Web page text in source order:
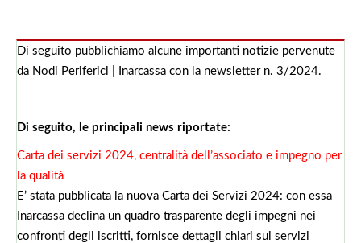
Di seguito pubblichiamo alcune importanti notizie pervenute
da Nodi Periferici | Inarcassa con la newsletter n. 3/2024.
Di seguito, le principali news riportate:
Carta dei servizi 2024, centralità dell’associato e impegno per
la qualità
E’ stata pubblicata la nuova Carta dei Servizi 2024: con essa
Inarcassa declina un quadro trasparente degli impegni nei
confronti degli iscritti, fornisce dettagli chiari sui servizi